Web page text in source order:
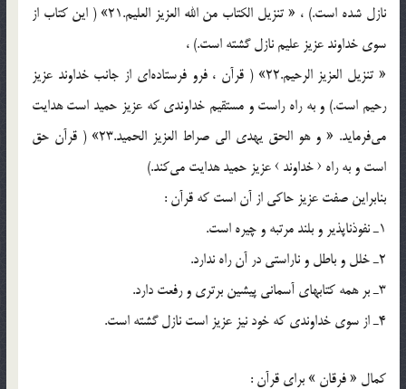
نازل شده است.) ، « تنزيل الكتاب من الله العزيز العليم.21» ( اين كتاب از
سوي خداوند عزيز عليم نازل گشته است.) ،
« تنزيل العزيز الرحيم.22» ( قرآن ، فرو فرستاده‌اي از جانب خداوند عزيز
رحيم است.) و به راه راست و مستقيم خداوندي كه عزيز حميد است هدايت
مي‌فرمايد. « و هو الحق يهدي الي صراط العزيز الحميد.23» ( قرآن حق
است و به راه ‹ خداوند › عزيز حميد هدايت مي‌كند.)
بنابراين صفت عزيز حاكي از آن است كه قرآن :
1ـ نفوذناپذير و بلند مرتبه و چيره است.
2ـ خلل و باطل و ناراستي در آن راه ندارد.
3ـ بر همه كتابهاي آسماني پيشين برتري و رفعت دارد.
4ـ از سوي خداوندي كه خود نيز عزيز است نازل گشته است.
كمال « فرقان » براي قرآن :